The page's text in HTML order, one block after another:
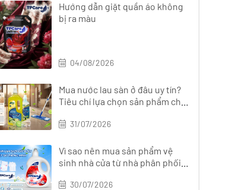
Hướng dẫn giặt quần áo không
bị ra màu
04/08/2026
Mua nước lau sàn ở đâu uy tín?
Tiêu chí lựa chọn sản phẩm chất
31/07/2026
Vì sao nên mua sản phẩm vệ
sinh nhà cửa từ nhà phân phối
30/07/2026